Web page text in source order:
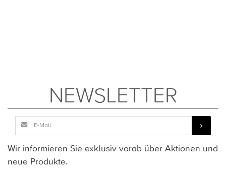
NEWSLETTER
Wir informieren Sie exklusiv vorab über Aktionen und
neue Produkte.